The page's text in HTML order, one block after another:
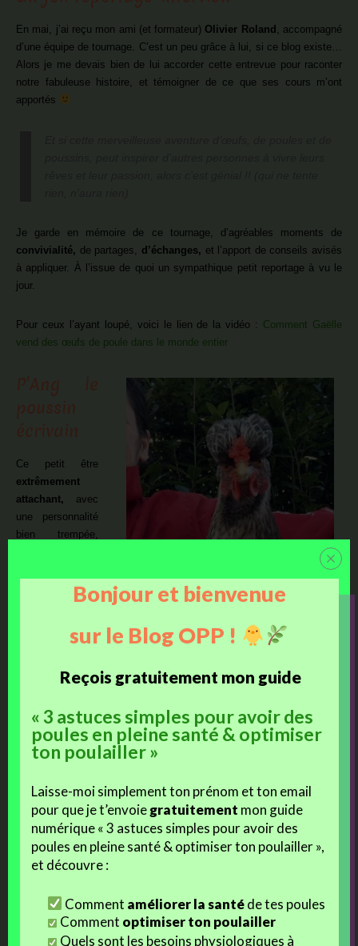
En mai, j’ai reçu mon ami (et formateur) Olivier Roland , accompagné
d’une équipe de tournage. C’est un peu grâce à lui, si ce blog existe…
Alors je me devais bien de lui accorder cette entrevue pour raconter
notre fabuleuse histoire, et témoigner de ce que ses cours m’ont
apportés
Je garde en mémoire de ce tournage, d’agréables moments de
convivialité, de partages, d’échanges, et l’apport de conseils avisés
à appliquer. À l’issue de quoi un sympathique petit reportage à vu le
jour.
Pour ceux l’ayant loupé, voici le lien de la vidéo : Comment Gaëlle
vend des œufs de poule dans le monde entier
P’Ang le poussin écrivain, devenu jolie
Ce petit être
extrêmement
attachant, avec
une personnalité
bien trempée,
comme
partenaire de travailqui m’aide dans la rédaction d’articles, la prise
de décisions, me suggère de fabuleuses idées, des projets toujours
plus fous et délirants que nous tâcherons de mettre en place peu à
C’est aussiun poussin écrivain, qui à ses heures relate ici sur le
blog, sa propre vision de la vie et de l’élevage, souvent sans mâcher
ses mots pour exprimer ce qu’elle pense !
… spécialisé dans la confection devêtements de protection
petites cocottes coquettes !
Bonjour et bienvenue
sur le Blog OPP !
Reçois gratuitement mon guide
« 3 astuces simples pour avoir des
poules en pleine santé & optimiser
ton poulailler »
Laisse-moi simplement ton prénom et ton email
pour que je t’envoiegratuitement mon guide
numérique « 3 astuces simples pour avoir des
poules en pleine santé & optimiser ton poulailler »,
et découvre :
Comment améliorer la santéde tes poules
Comment optimiser ton poulailler
Quels sont les besoins physiologiques à